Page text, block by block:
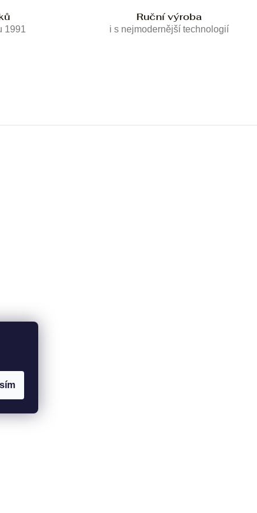
1991
Ruční výroba
i s nejmodernější technologií